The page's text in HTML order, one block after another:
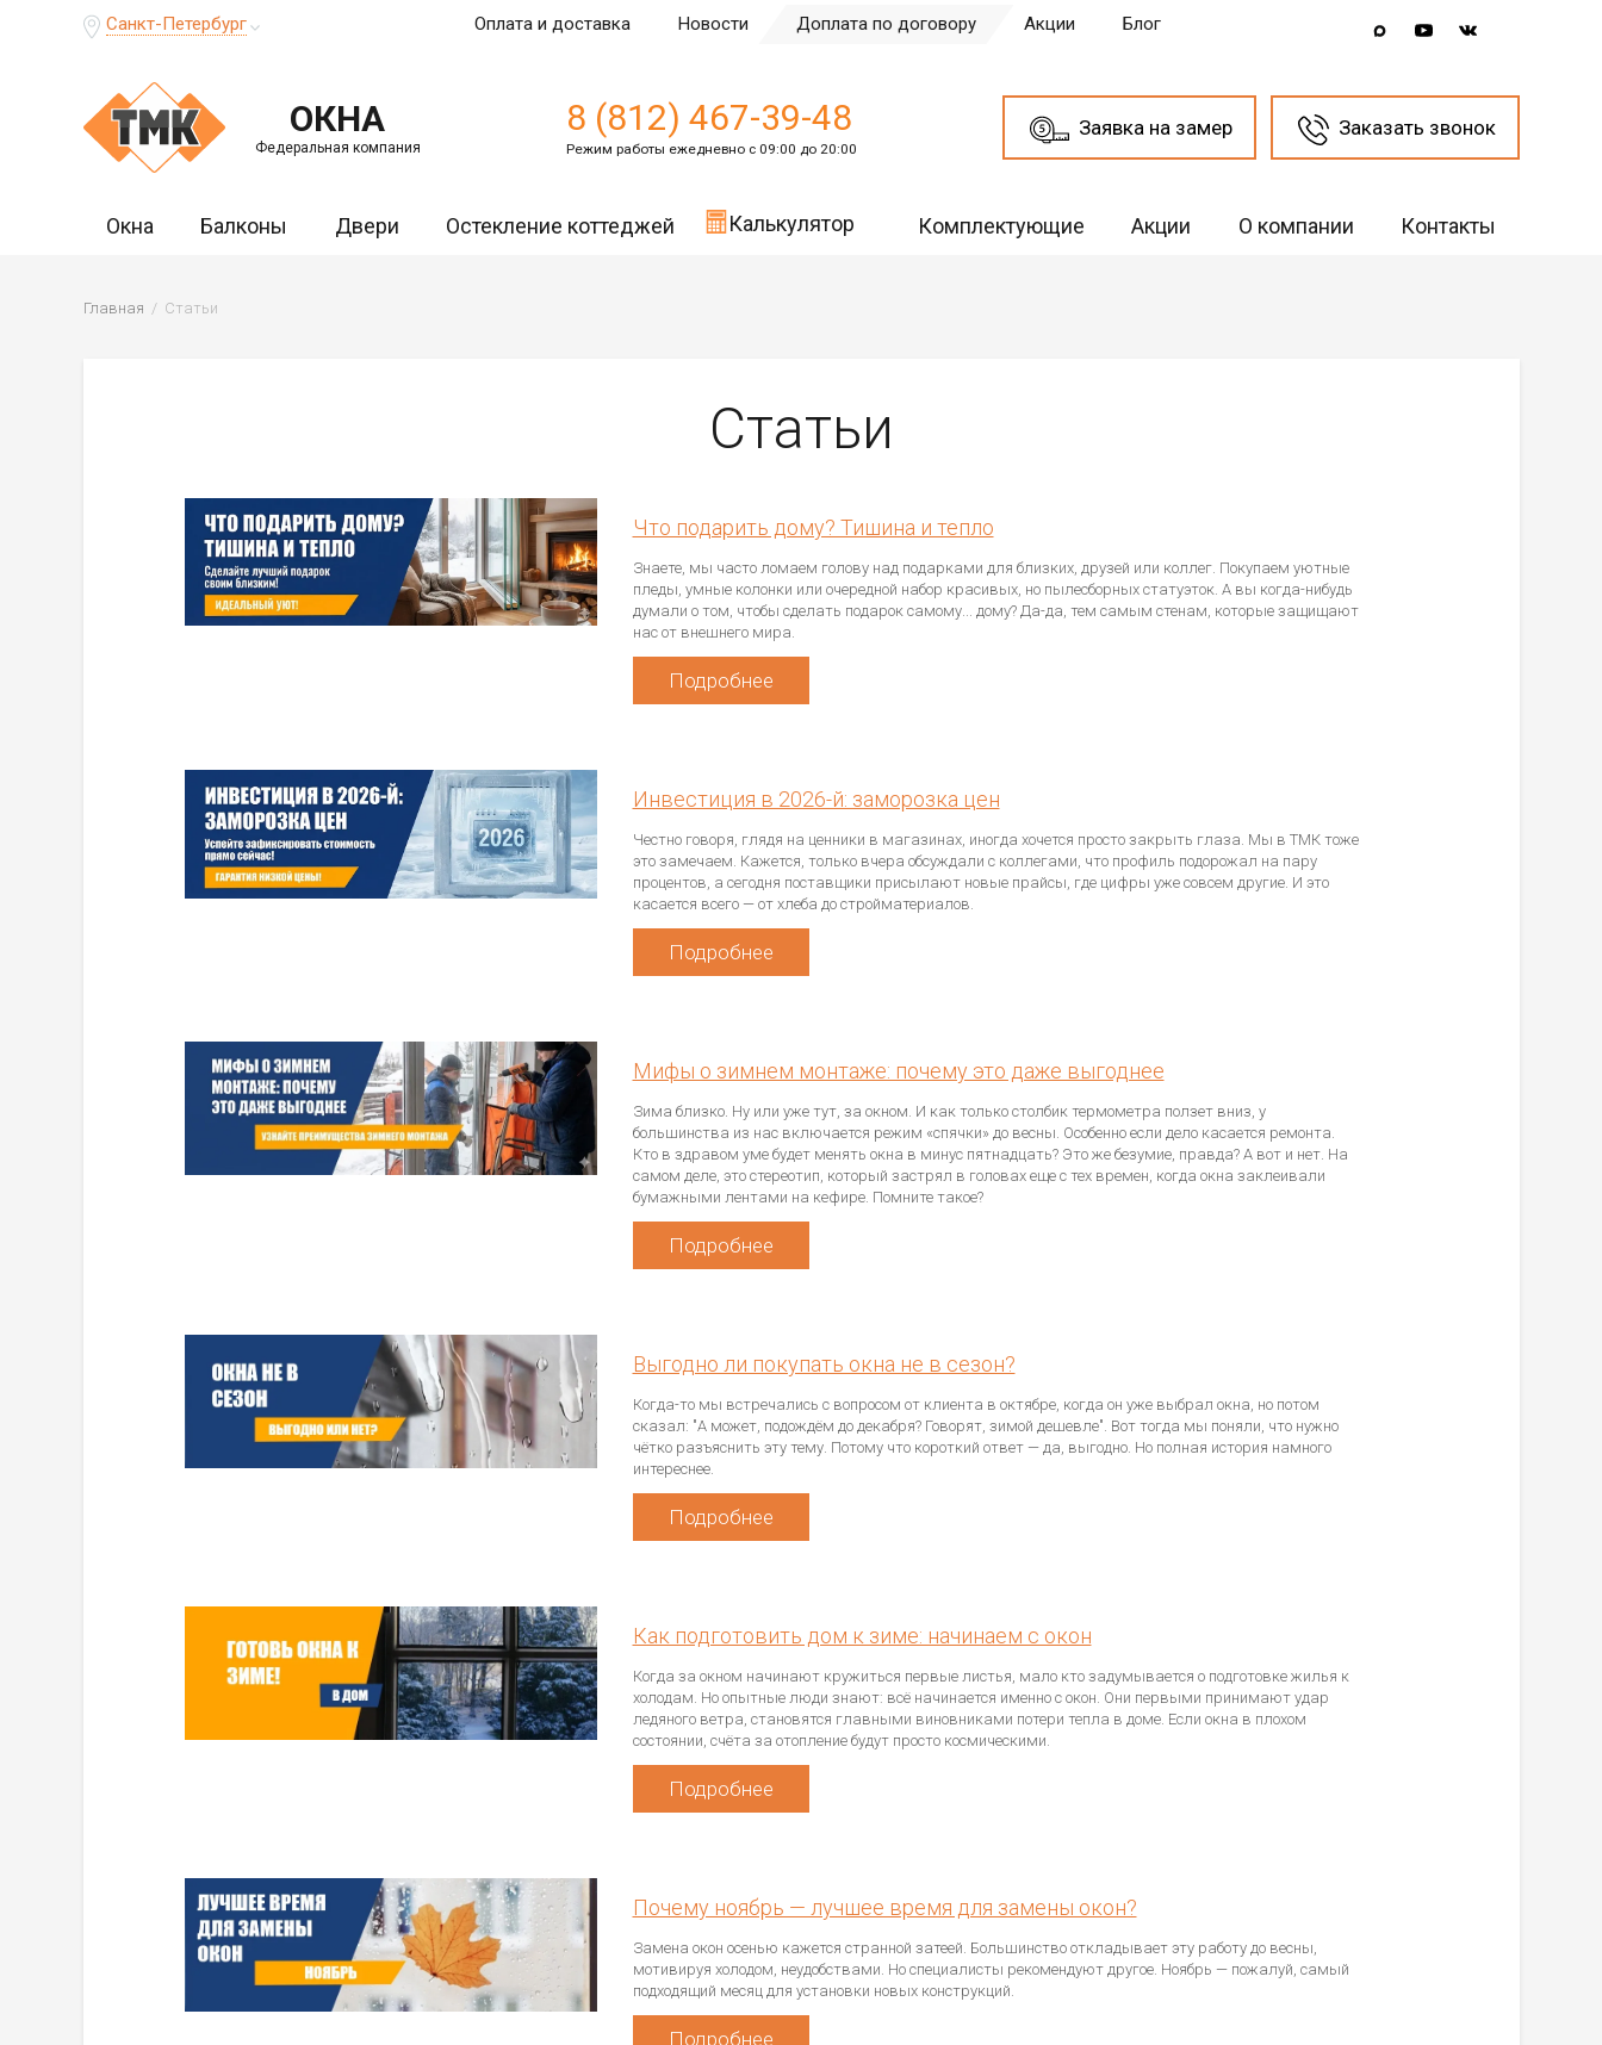
Санкт-Петербург Оплата и доставка Новости Доплата по договору Акции Блог
ОКНА
Федеральная компания
8 (812) 467-39-48
Режим работы ежедневно с 09:00 до 20:00
Заявка на замер Заказать звонок
Окна Балконы Двери Остекление коттеджей Калькулятор Комплектующие Акции О компании Контакты
Главная Статьи
Статьи
Что подарить дому? Тишина и тепло
Знаете, мы часто ломаем голову над подарками для близких, друзей или коллег. Покупаем уютные
пледы, умные колонки или очередной набор красивых, но пылесборных статуэток. А вы когда-нибудь
думали о том, чтобы сделать подарок самому... дому? Да-да, тем самым стенам, которые защищают
нас от внешнего мира.
Подробнее
Инвестиция в 2026-й: заморозка цен
Честно говоря, глядя на ценники в магазинах, иногда хочется просто закрыть глаза. Мы в ТМК тоже
это замечаем. Кажется, только вчера обсуждали с коллегами, что профиль подорожал на пару
процентов, а сегодня поставщики присылают новые прайсы, где цифры уже совсем другие. И это
касается всего — от хлеба до стройматериалов.
Подробнее
Мифы о зимнем монтаже: почему это даже выгоднее
Зима близко. Ну или уже тут, за окном. И как только столбик термометра ползет вниз, у
большинства из нас включается режим «спячки» до весны. Особенно если дело касается ремонта.
Кто в здравом уме будет менять окна в минус пятнадцать? Это же безумие, правда? А вот и нет. На
самом деле, это стереотип, который застрял в головах еще с тех времен, когда окна заклеивали
бумажными лентами на кефире. Помните такое?
Подробнее
Выгодно ли покупать окна не в сезон?
Когда-то мы встречались с вопросом от клиента в октябре, когда он уже выбрал окна, но потом
сказал: "А может, подождём до декабря? Говорят, зимой дешевле". Вот тогда мы поняли, что нужно
чётко разъяснить эту тему. Потому что короткий ответ — да, выгодно. Но полная история намного
интереснее.
Подробнее
Как подготовить дом к зиме: начинаем с окон
Когда за окном начинают кружиться первые листья, мало кто задумывается о подготовке жилья к
холодам. Но опытные люди знают: всё начинается именно с окон. Они первыми принимают удар
ледяного ветра, становятся главными виновниками потери тепла в доме. Если окна в плохом
состоянии, счёта за отопление будут просто космическими.
Подробнее
Почему ноябрь — лучшее время для замены окон?
Замена окон осенью кажется странной затеей. Большинство откладывает эту работу до весны,
мотивируя холодом, неудобствами. Но специалисты рекомендуют другое. Ноябрь — пожалуй, самый
подходящий месяц для установки новых конструкций.
Подробнее